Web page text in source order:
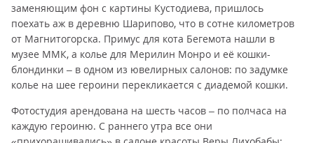
заменяющим фон с картины Кустодиева, пришлось
поехать аж в деревню Шарипово, что в сотне километров
от Магнитогорска. Примус для кота Бегемота нашли в
музее ММК, а колье для Мерилин Монро и её кошки-
блондинки – в одном из ювелирных салонов: по задумке
колье на шее героини перекликается с диадемой кошки.
Фотостудия арендована на шесть часов – по полчаса на
каждую героиню. С раннего утра все они